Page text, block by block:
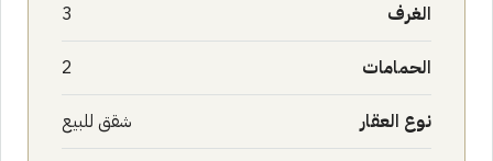
الغرف 3
الحمامات 2
نوع العقار شقق للبيع